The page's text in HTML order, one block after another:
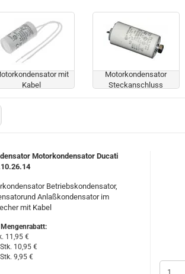
mit
Kabel
Motorkondensator
Steckanschluss
Motorkondensator Ducati
Betriebskondensator,
Anlaßkondensator im
mit Kabel
:
11,95 €
10,95 €
9,95 €